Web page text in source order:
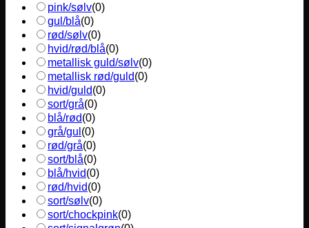
pink/sølv(0)
gul/blå(0)
rød/sølv(0)
hvid/rød/blå(0)
metallisk guld/sølv(0)
metallisk rød/guld(0)
hvid/guld(0)
sort/grå(0)
blå/rød(0)
grå/gul (0)
rød/grå(0)
sort/blå(0)
blå/hvid(0)
rød/hvid(0)
sort/sølv(0)
sort/chockpink(0)